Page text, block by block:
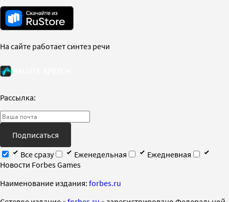
На сайте работает синтез речи
Рассылка:
Подписаться
Все сразу
Еженедельная
Ежедневная
Новости Forbes Games
Наименование издания: forbes.ru